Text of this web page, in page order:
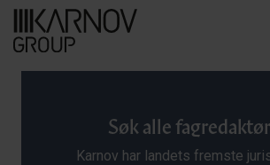
Søk alle
Karnov har landets fremste